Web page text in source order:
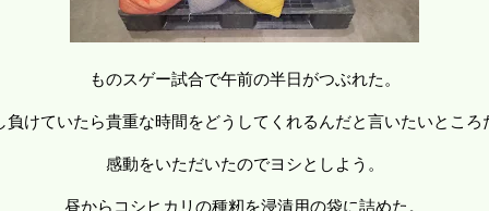
ものスゲー試合で午前の半日がつぶれた。
負けていたら貴重な時間をどうしてくれるんだと言いたいところ
感動をいただいたのでヨシとしよう。
昼からコシヒカリの種籾を浸漬用の袋に詰めた。